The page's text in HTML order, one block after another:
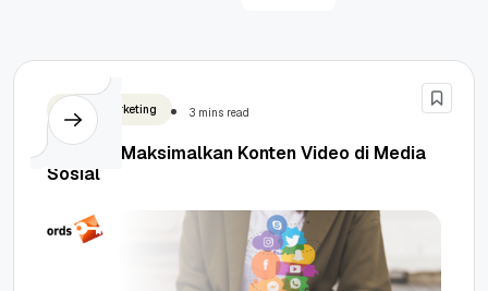
Digital Marketing 3 mins read
Strategi Maksimalkan Konten Video di Media
Sosial